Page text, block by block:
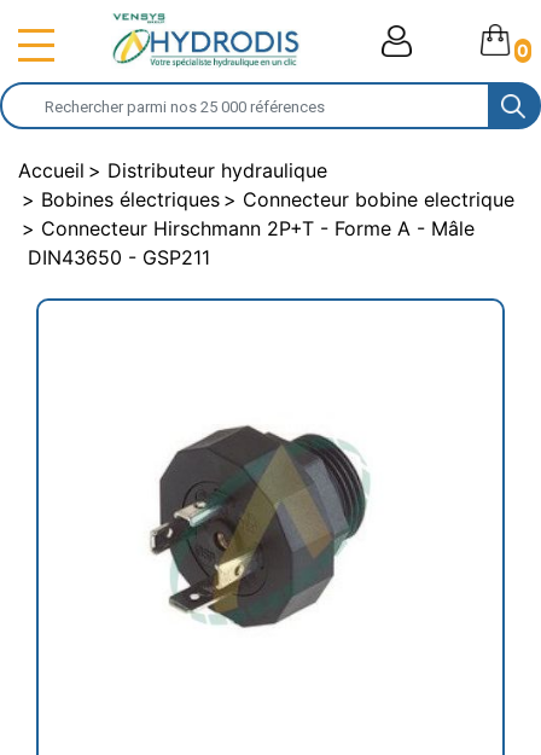
0
Accueil
Distributeur hydraulique
Bobines électriques
Connecteur bobine electrique
Connecteur Hirschmann 2P+T - Forme A - Mâle
DIN43650 - GSP211